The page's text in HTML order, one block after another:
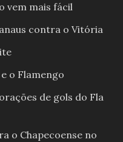
vem mais fácil
contra o Vitória
o Flamengo
de gols do Fla
o Chapecoense no